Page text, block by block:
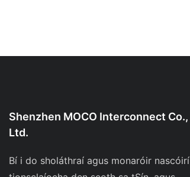
Shenzhen MOCO Interconnect Co.,
Ltd.
Bí i do sholáthraí agus monaróir nascóirí